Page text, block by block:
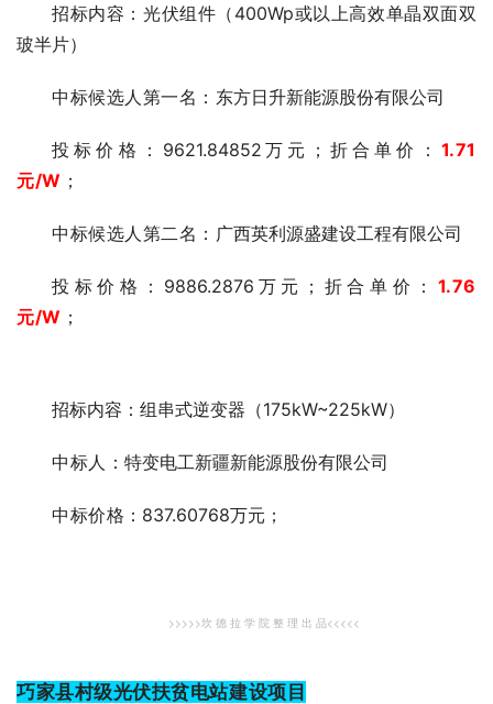
招标内容：光伏组件（400Wp或以上高效单晶双面双
玻半片）
中标候选人第一名： 东方日升新能源股份有限公司
投标价格 ：9621.84852万元；折 合单价： 1.71
元/W ；
中标候选人第二名： 广西英利源盛建设工程有限公司
投标价 格：9886.2876万元；折合单价： 1.76
元/W ；
招标内容：组串式逆变器（175kW~225kW）
中标人：特变电工新疆新能源股份有限公司
中标价格 ：837.60768万元；
>>>>>坎 德 拉 学 院 整 理 出 品<<<<<
巧家县村级光伏扶贫电站建设项目